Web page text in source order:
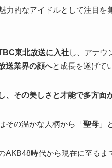
力的なアイドルとして注目を
東北放送に入社し、アナウ
送業界の顔へと成長を遂げて
、その美しさと才能で多方面
その温かな人柄から「 聖母 」
AKB48時代から現在に至る